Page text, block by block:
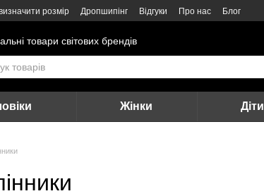
розмір Дропшипінг Відгуки Про нас Блог
товари світових брендів
Жінки Діти